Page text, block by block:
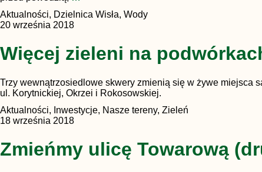
Aktualności, Dzielnica Wisła, Wody
20 września 2018
Więcej zieleni na
Trzy wewnątrzosiedlowe skwery zmienią się w żywe miejsca
ul. Korytnickiej, Okrzei i Rokosowskiej.
Aktualności, Inwestycje, Nasze tereny, Zieleń
18 września 2018
Zmieńmy ulicę Towarową